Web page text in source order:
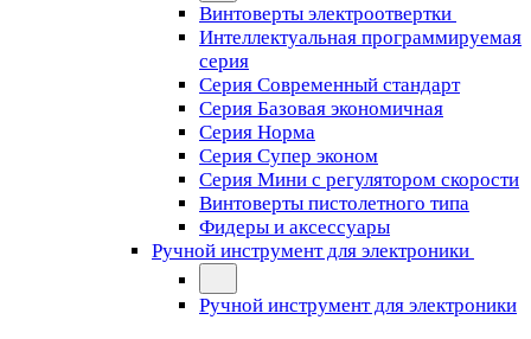
Винтоверты электроотвертки
Интеллектуальная программируемая
серия
Серия Современный стандарт
Серия Базовая экономичная
Серия Норма
Серия Cупер эконом
Серия Мини с регулятором скорости
Винтоверты пистолетного типа
Фидеры и аксессуары
Ручной инструмент для электроники
Ручной инструмент для электроники